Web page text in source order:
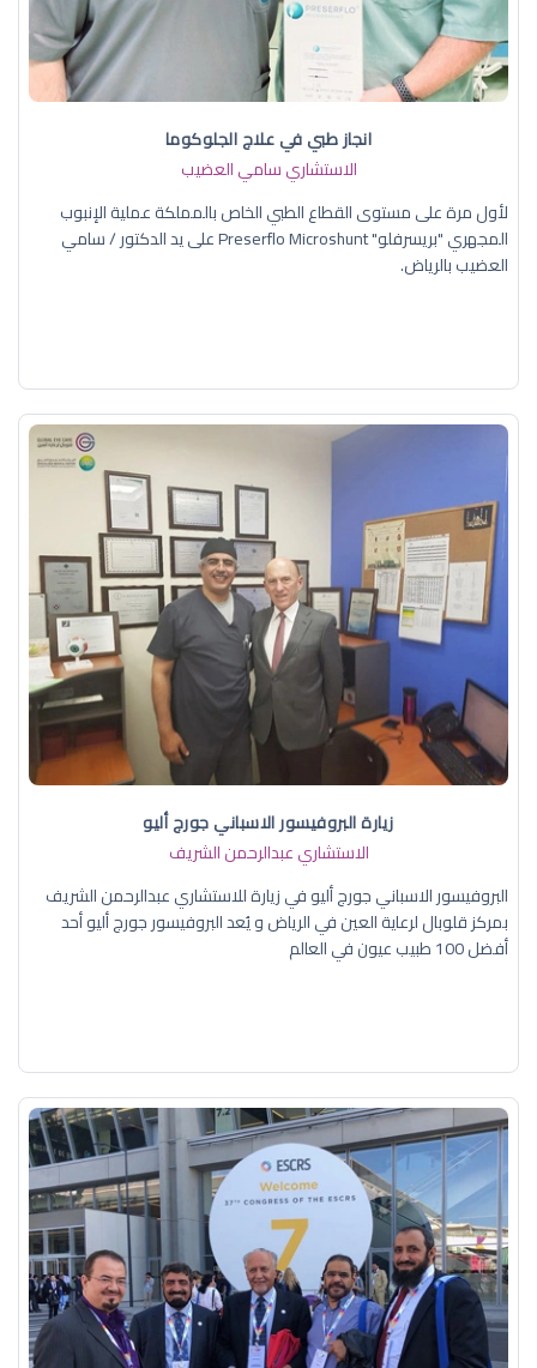
انجاز طبي في علاج الجلوكوما
الاستشاري سامي العضيب
لأول مرة على مستوى القطاع الطبي الخاص بالمملكة عملية الإنبوب
المجهري "بريسرفلو" Preserflo Microshunt على يد الدكتور / سامي
العضيب بالرياض.
زيارة البروفيسور الاسباني جورج أليو
الاستشاري عبدالرحمن الشريف
البروفيسور الاسباني جورج أليو في زيارة للاستشاري عبدالرحمن الشريف
بمركز قلوبال لرعاية العين في الرياض و يُعد البروفيسور جورج أليو أحد
أفضل 100 طبيب عيون في العالم